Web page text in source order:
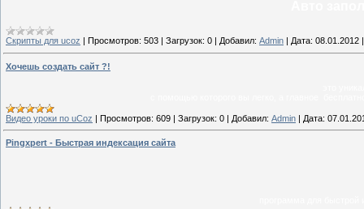
Скрипты для ucoz Просмотров: 503 Загрузок: 0 Добавил: Admin Дата: 08.01.2012
Хочешь создать сайт ?!
Видео уроки по uCoz | Просмотров: 609 | Загрузок: 0 | Добавил: Admin | Дата:
Pingxpert - Быстрая индексация сайта